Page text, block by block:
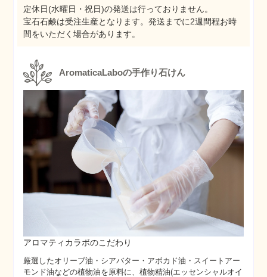
定休日(水曜日・祝日)の発送は行っておりません。
宝石石鹸は受注生産となります。発送までに2週間程お時
間をいただく場合があります。
AromaticaLaboの手作り石けん
アロマティカラボのこだわり
厳選したオリーブ油・シアバター・アボカド油・スイートアー
モンド油などの植物油を原料に、植物精油(エッセンシャルオイ